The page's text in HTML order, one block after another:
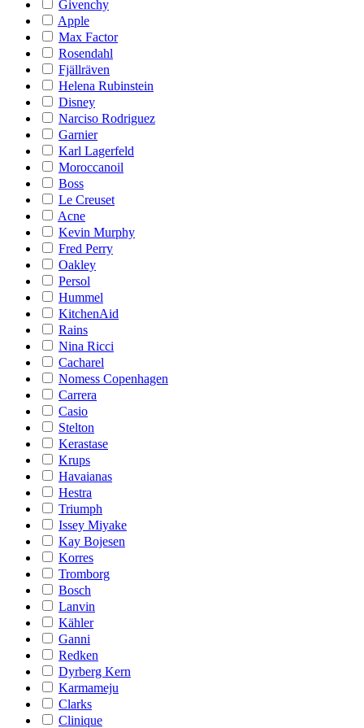
Givenchy
Apple
Max Factor
Rosendahl
Fjällräven
Helena Rubinstein
Disney
Narciso Rodriguez
Garnier
Karl Lagerfeld
Moroccanoil
Boss
Le Creuset
Acne
Kevin Murphy
Fred Perry
Oakley
Persol
Hummel
KitchenAid
Rains
Nina Ricci
Cacharel
Nomess Copenhagen
Carrera
Casio
Stelton
Kerastase
Krups
Havaianas
Hestra
Triumph
Issey Miyake
Kay Bojesen
Korres
Tromborg
Bosch
Lanvin
Kähler
Ganni
Redken
Dyrberg Kern
Karmameju
Clarks
Clinique